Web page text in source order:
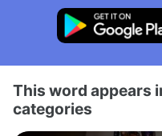
This word appears
categories